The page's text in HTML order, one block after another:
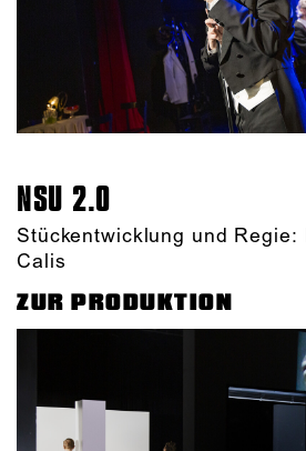
NSU 2.0
Stückentwicklung und Regie:
Calis
ZUR PRODUKTION